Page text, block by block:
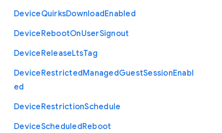
DeviceQuirksDownloadEnabled
DeviceRebootOnUserSignout
DeviceReleaseLtsTag
DeviceRestrictedManagedGuestSessionEnabl
ed
DeviceRestrictionSchedule
DeviceScheduledReboot